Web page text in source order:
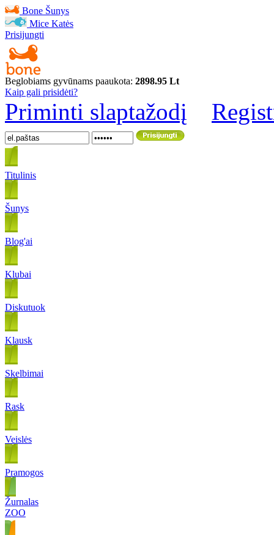
Bone Šunys
Mice Katės
Prisijungti
Beglobiams gyvūnams paaukota: 2898.95 Lt
Kaip gali prisidėti?
Priminti slaptažodį
Titulinis
Šunys
Blog'ai
Klubai
Diskutuok
Klausk
Skelbimai
Rask
Veislės
Pramogos
Žurnalas
ZOO